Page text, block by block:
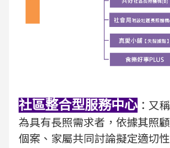
社區整合型服務中心 ：又稱
為具有長照需求者，依據其照
個案、家屬共同討論擬定適切